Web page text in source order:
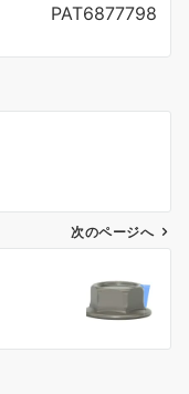
PAT6877798
次のページへ